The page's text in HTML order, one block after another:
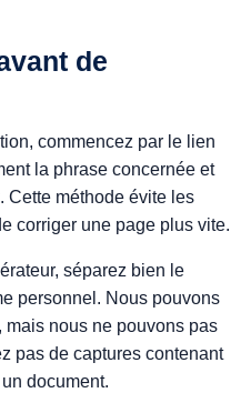
de
commencez par le lien
la phrase concernée et
Cette méthode évite les
corriger une page plus vite.
séparez bien le
personnel. Nous pouvons
nous ne pouvons pas
pas de captures contenant
document.